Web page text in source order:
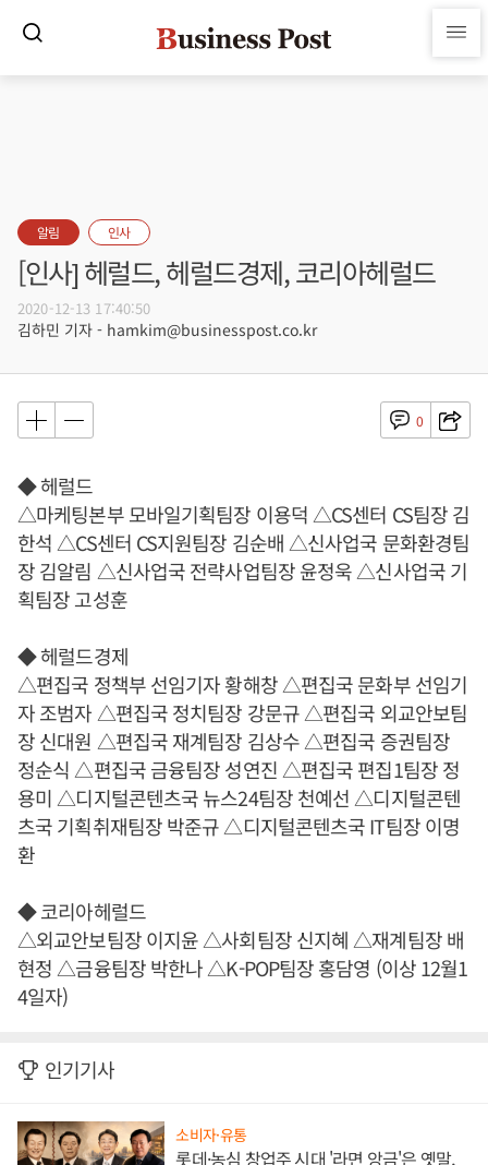
알림 인사
[인사] 헤럴드, 헤럴드경제, 코리아헤럴드
2020-12-13 17:40:50
김하민 기자 - hamkim@businesspost.co.kr
0
◆ 헤럴드
△마케팅본부 모바일기획팀장 이용덕 △CS센터 CS팀장 김
한석 △CS센터 CS지원팀장 김순배 △신사업국 문화환경팀
장 김알림 △신사업국 전략사업팀장 윤정욱 △신사업국 기
획팀장 고성훈
◆ 헤럴드경제
△편집국 정책부 선임기자 황해창 △편집국 문화부 선임기
자 조범자 △편집국 정치팀장 강문규 △편집국 외교안보팀
장 신대원 △편집국 재계팀장 김상수 △편집국 증권팀장
정순식 △편집국 금융팀장 성연진 △편집국 편집1팀장 정
용미 △디지털콘텐츠국 뉴스24팀장 천예선 △디지털콘텐
츠국 기획취재팀장 박준규 △디지털콘텐츠국 IT팀장 이명
환
◆ 코리아헤럴드
△외교안보팀장 이지윤 △사회팀장 신지혜 △재계팀장 배
현정 △금융팀장 박한나 △K-POP팀장 홍담영 (이상 12월1
4일자)
인기기사
소비자·유통
롯데·농심 창업주 시대 '라면 앙금'은 옛말,